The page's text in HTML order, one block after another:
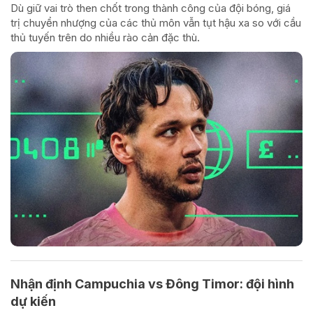
Dù giữ vai trò then chốt trong thành công của đội bóng, giá
trị chuyển nhượng của các thủ môn vẫn tụt hậu xa so với cầu
thủ tuyến trên do nhiều rào cản đặc thù.
Nhận định Campuchia vs Đông Timor: đội hình
dự kiến